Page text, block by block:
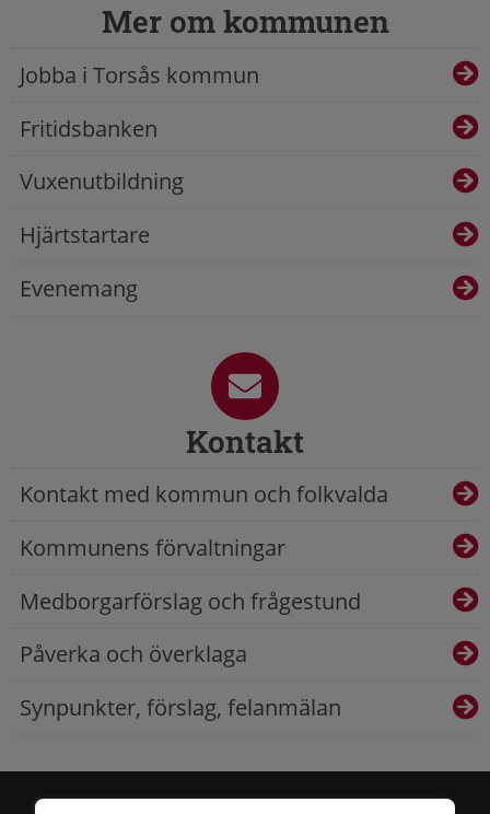
Mer om kommunen
Jobba i Torsås kommun
Fritidsbanken
Vuxenutbildning
Hjärtstartare
Evenemang
Kontakt
Kontakt med kommun och folkvalda
Kommunens förvaltningar
Medborgarförslag och frågestund
Påverka och överklaga
Synpunkter, förslag, felanmälan